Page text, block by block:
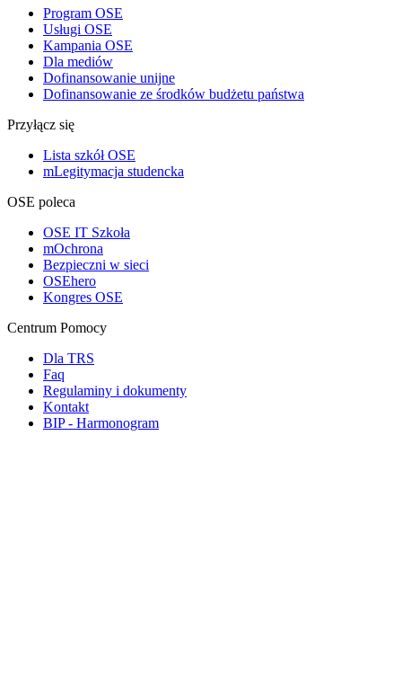
Program OSE
Usługi OSE
Kampania OSE
Dla mediów
Dofinansowanie unijne
Dofinansowanie ze środków budżetu państwa
Przyłącz się
Lista szkół OSE
mLegitymacja studencka
OSE poleca
OSE IT Szkoła
mOchrona
Bezpieczni w sieci
OSEhero
Kongres OSE
Centrum Pomocy
Dla TRS
Faq
Regulaminy i dokumenty
Kontakt
BIP - Harmonogram